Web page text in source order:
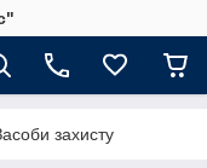
захисту